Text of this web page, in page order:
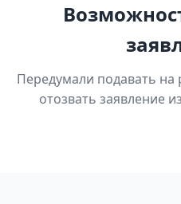
Передумали подавать
отозвать заявление